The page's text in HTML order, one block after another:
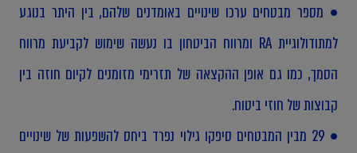
• מספר מבטחים ערכו שינויים באומדנים שלהם, בין היתר בנוגע
למתודולוגיית RA ומרווח הביטחון בו נעשה שימוש לקביעת מרווח
הסמך, כמו גם אופן ההקצאה של תזרימי מזומנים לקיום חוזה בין
קבוצות של חוזי ביטוח.
• 29 מבין המבטחים סיפקו גילוי נפרד ביחס להשפעות של שינויים